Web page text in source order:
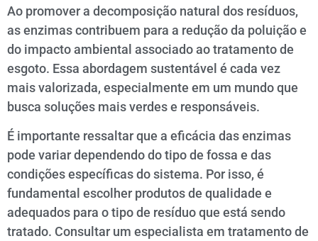
Ao promover a decomposição natural dos resíduos,
as enzimas contribuem para a redução da poluição e
do impacto ambiental associado ao tratamento de
esgoto. Essa abordagem sustentável é cada vez
mais valorizada, especialmente em um mundo que
busca soluções mais verdes e responsáveis.
É importante ressaltar que a eficácia das enzimas
pode variar dependendo do tipo de fossa e das
condições específicas do sistema. Por isso, é
fundamental escolher produtos de qualidade e
adequados para o tipo de resíduo que está sendo
tratado. Consultar um especialista em tratamento de